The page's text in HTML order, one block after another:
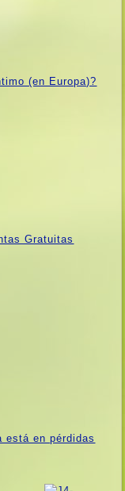
(en Europa)?
Gratuitas
está en pérdidas